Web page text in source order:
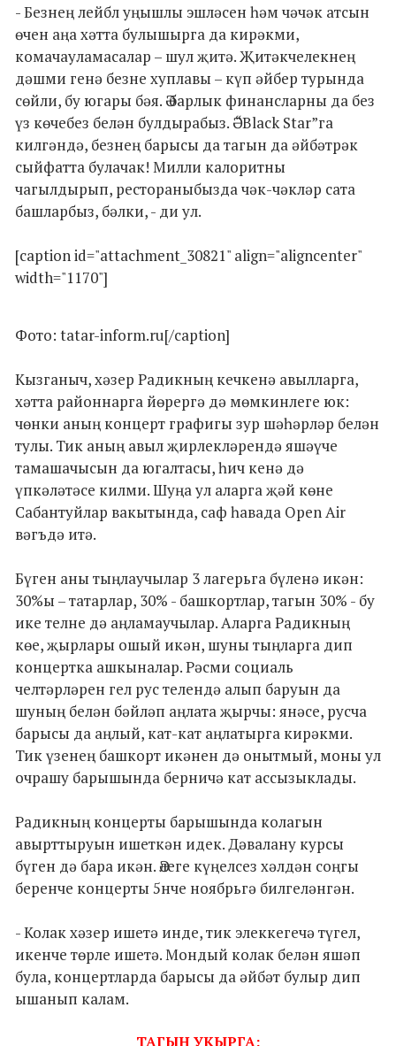
- Безнең лейбл уңышлы эшләсен һәм чәчәк атсын
өчен аңа хәтта булышырга да кирәкми,
комачауламасалар – шул җитә. Җитәкчелекнең
дәшми генә безне хуплавы – күп әйбер турында
сөйли, бу югары бәя. Ә барлык финансларны да без
үз көчебез белән булдырабыз. Ә “Black Star”га
килгәндә, безнең барысы да тагын да әйбәтрәк
сыйфатта булачак! Милли калоритны
чагылдырып, рестораныбызда чәк-чәкләр сата
башларбыз, бәлки, - ди ул.
[caption id="attachment_30821" align="aligncenter"
width="1170"]
Фото: tatar-inform.ru[/caption]
Кызганыч, хәзер Радикның кечкенә авылларга,
хәтта районнарга йөрергә дә мөмкинлеге юк:
чөнки аның концерт графигы зур шәһәрләр белән
тулы. Тик аның авыл җирлекләрендә яшәүче
тамашачысын да югалтасы, һич кенә дә
үпкәләтәсе килми. Шуңа ул аларга җәй көне
Сабантуйлар вакытында, саф һавада Open Air
вәгъдә итә.
Бүген аны тыңлаучылар 3 лагерьга бүленә икән:
30%ы – татарлар, 30% - башкортлар, тагын 30% - бу
ике телне дә аңламаучылар. Аларга Радикның
көе, җырлары ошый икән, шуны тыңларга дип
концертка ашкыналар. Рәсми социаль
челтәрләрен гел рус телендә алып баруын да
шуның белән бәйләп аңлата җырчы: янәсе, русча
барысы да аңлый, кат-кат аңлатырга кирәкми.
Тик үзенең башкорт икәнен дә онытмый, моны ул
очрашу барышында берничә кат ассызыклады.
Радикның концерты барышында колагын
авырттыруын ишеткән идек. Дәвалану курсы
бүген дә бара икән. Әлеге күңелсез хәлдән соңгы
беренче концерты 5нче ноябрьгә билгеләнгән.
- Колак хәзер ишетә инде, тик элеккегечә түгел,
икенче төрле ишетә. Мондый колак белән яшәп
була, концертларда барысы да әйбәт булыр дип
ышанып калам.
ТАГЫН УКЫРГА: